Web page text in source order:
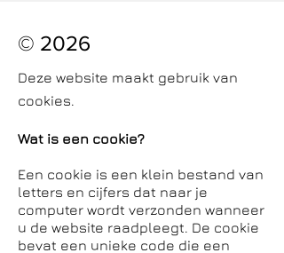
Deze website maakt gebruik van
cookies.
Wat is een cookie?
Een cookie is een klein bestand van
letters en cijfers dat naar je
computer wordt verzonden wanneer
u de website raadpleegt. De cookie
bevat een unieke code die een
© 2026